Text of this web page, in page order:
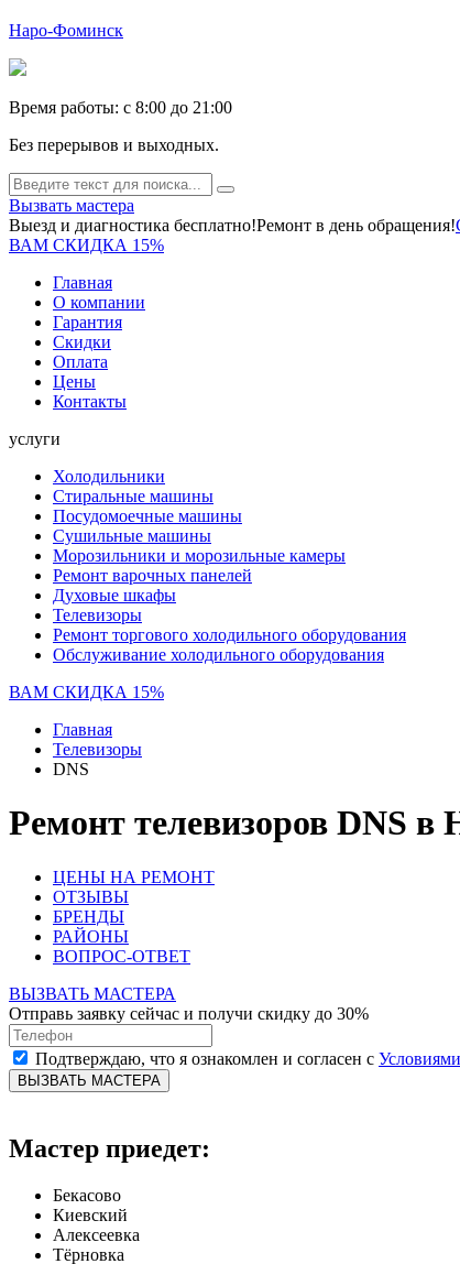
Наро-Фоминск
Время работы: c 8:00 до 21:00
Без перерывов и выходных.
Вызвать мастера
Выезд и диагностика бесплатно!Ремонт в день обращения!
ВАМ СКИДКА 15%
Главная
О компании
Гарантия
Скидки
Оплата
Цены
Контакты
услуги
Холодильники
Стиральные машины
Посудомоечные машины
Сушильные машины
Морозильники и морозильные камеры
Ремонт варочных панелей
Духовые шкафы
Телевизоры
Ремонт торгового холодильного оборудования
Обслуживание холодильного оборудования
ВАМ СКИДКА 15%
Главная
Телевизоры
DNS
Ремонт телевизоров DNS
ЦЕНЫ НА РЕМОНТ
ОТЗЫВЫ
БРЕНДЫ
РАЙОНЫ
ВОПРОС-ОТВЕТ
ВЫЗВАТЬ МАСТЕРА
Отправь заявку сейчас и получи скидку до 30%
Подтверждаю, что я ознакомлен и согласен с
ВЫЗВАТЬ МАСТЕРА
Мастер приедет:
Бекасово
Киевский
Алексеевка
Тёрновка